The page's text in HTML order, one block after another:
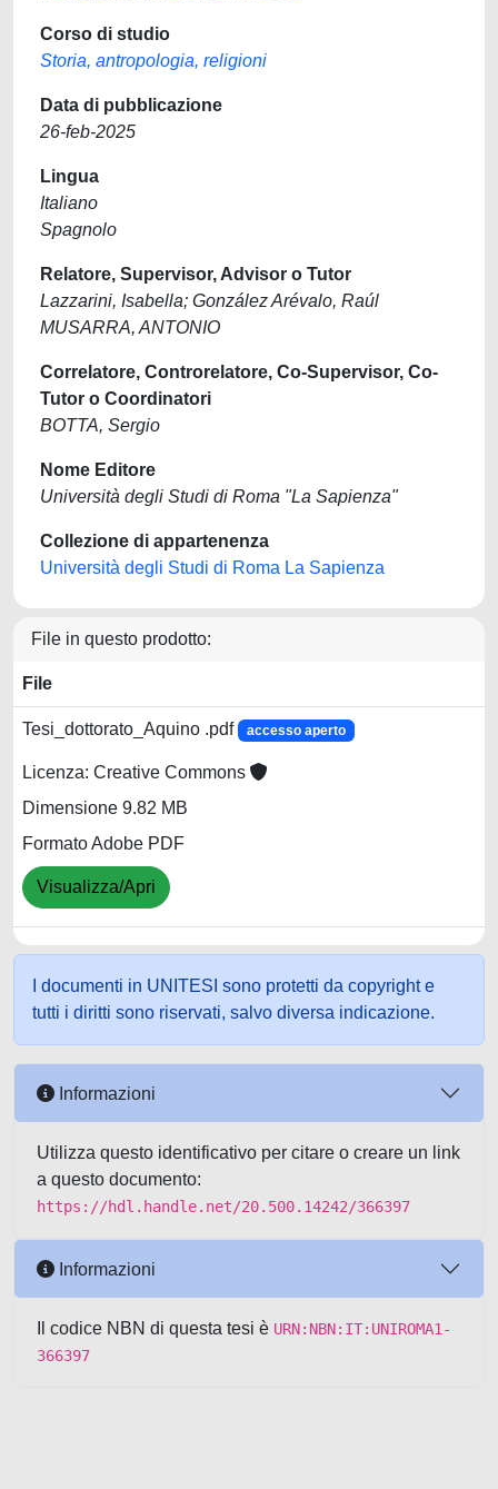
Corso di studio
Storia, antropologia, religioni
Data di pubblicazione
26-feb-2025
Lingua
Italiano
Spagnolo
Relatore, Supervisor, Advisor o Tutor
Lazzarini, Isabella; González Arévalo, Raúl
MUSARRA, ANTONIO
Correlatore, Controrelatore, Co-Supervisor, Co-
Tutor o Coordinatori
BOTTA, Sergio
Nome Editore
Università degli Studi di Roma "La Sapienza"
Collezione di appartenenza
Università degli Studi di Roma La Sapienza
File in questo prodotto:
File
Tesi_dottorato_Aquino .pdf accesso aperto
Licenza: Creative Commons
Dimensione 9.82 MB
Formato Adobe PDF
Visualizza/Apri
I documenti in UNITESI sono protetti da copyright e
tutti i diritti sono riservati, salvo diversa indicazione.
Informazioni
Utilizza questo identificativo per citare o creare un link
a questo documento:
https://hdl.handle.net/20.500.14242/366397
Informazioni
Il codice NBN di questa tesi è URN:NBN:IT:UNIROMA1-
366397